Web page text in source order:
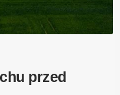
przed